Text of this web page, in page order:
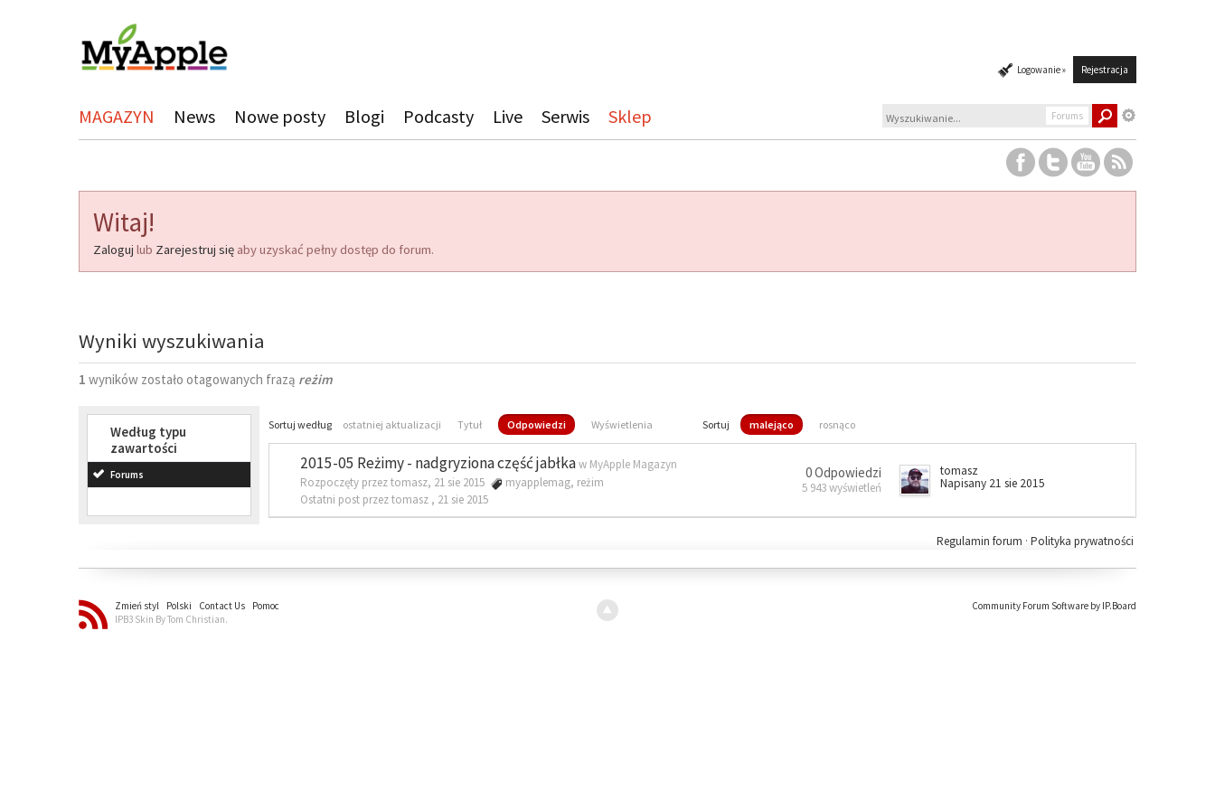
Logowanie » Rejestracja
MAGAZYN News Nowe posty Blogi Podcasty Live Serwis Sklep Forums
Witaj!
Zaloguj lub Zarejestruj się aby uzyskać pełny dostęp do forum.
Wyniki wyszukiwania
1 wyników zostało otagowanych frazą reżim
Według typu
zawartości
Forums
Sortuj według ostatniej aktualizacji Tytuł Odpowiedzi Wyświetlenia Sortuj malejąco rosnąco
2015-05 Reżimy - nadgryziona część jabłkaw MyApple Magazyn
Rozpoczęty przez tomasz, 21 sie 2015
myapplemag, reżim
Ostatni post przez tomasz , 21 sie 2015
0 Odpowiedzi
5 943 wyświetleń
tomasz
Napisany 21 sie 2015
Polityka prywatności
Regulamin forum ·
Zmień styl Polski Contact Us
Pomoc
IPB3 Skin By Tom Christian.
Community Forum Software by IP.Board